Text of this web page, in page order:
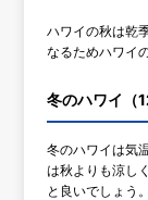
ハワイの秋は乾
なるためハワイ
冬のハワイ（
冬のハワイは気
は秋よりも涼し
と良いでしょう